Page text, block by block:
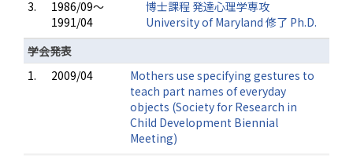
3.
1986/09～
1991/04
博士課程 発達心理学専攻
University of Maryland 修了 Ph.D.
学会発表
1.
2009/04
Mothers use specifying gestures to
teach part names of everyday
objects (Society for Research in
Child Development Biennial
Meeting)